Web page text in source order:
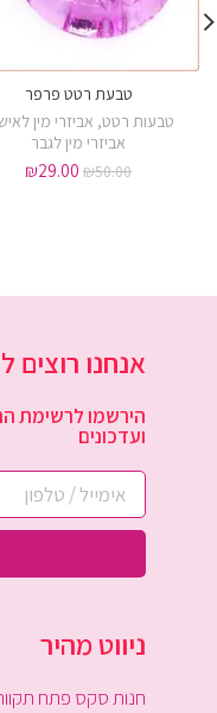
טבעת רטט פרפר
טבעות רטט, אביזרי מין
אביזרי מין לגבר
₪50.00
₪29.00
אנחנו
הירשמו לרשימת
ועדכונים
ניווט מהיר
חנות סקס פתח